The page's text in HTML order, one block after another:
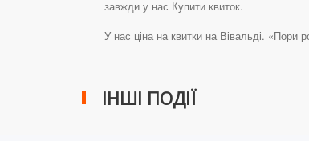
завжди у нас Купити квиток.
У нас ціна на квитки на Вівальді.
ІНШІ ПОДІЇ